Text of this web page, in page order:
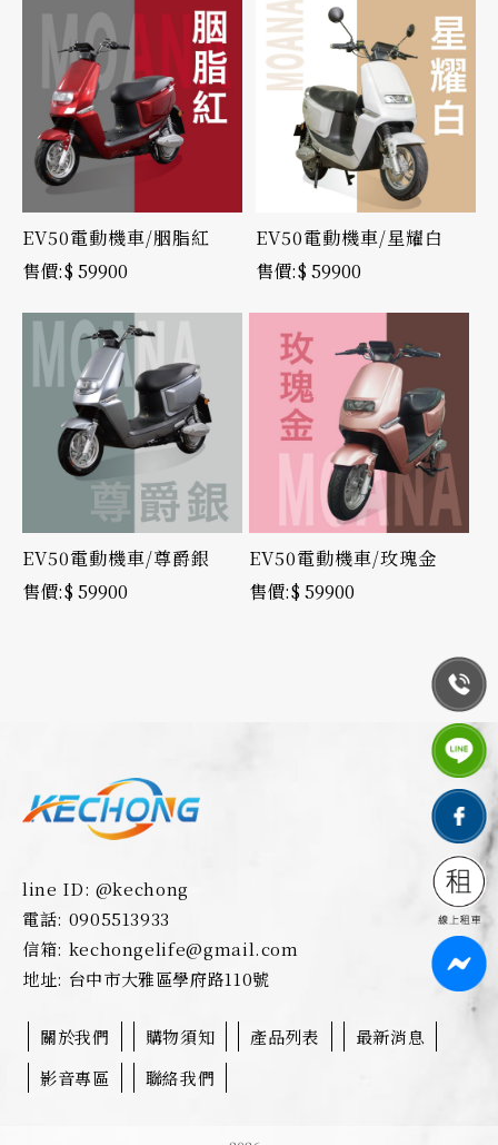
EV50電動機車/胭脂紅
$ 59900
EV50電動機車/星耀白
$ 59900
EV50電動機車/尊爵銀
$ 59900
EV50電動機車/玫瑰金
$ 59900
line ID: @kechong
電話: 0905513933
信箱: kechongelife@gmail.com
地址: 台中市大雅區學府路110號
關於我們 購物須知 產品列表
最新消息
影音專區
聯絡我們